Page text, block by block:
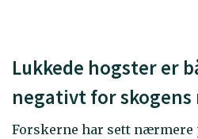
Lukkede hogster er
negativt for
Forskerne har sett nærmere